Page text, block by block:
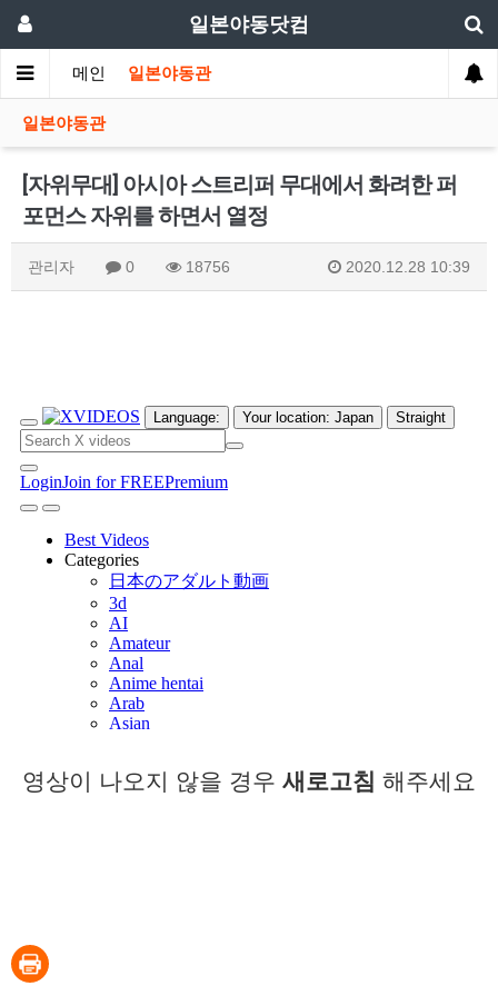
일본야동닷컴
메인 일본야동관
일본야동관
[자위무대] 아시아 스트리퍼 무대에서 화려한 퍼
포먼스 자위를 하면서 열정
관리자 0 18756 2020.12.28 10:39
영상이 나오지 않을 경우 새로고침 해주세요